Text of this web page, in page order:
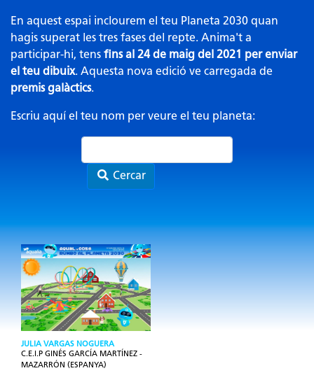
En aquest espai inclourem el teu Planeta 2030 quan
hagis superat les tres fases del repte. Anima't a
participar-hi, tens fins al 24 de maig del 2021 per enviar
el teu dibuix. Aquesta nova edició ve carregada de
premis galàctics.
Escriu aquí el teu nom per veure el teu planeta:
Cercar
JULIA VARGAS NOGUERA
C.E.I.P GINÉS GARCÍA MARTÍNEZ -
MAZARRÓN (ESPANYA)